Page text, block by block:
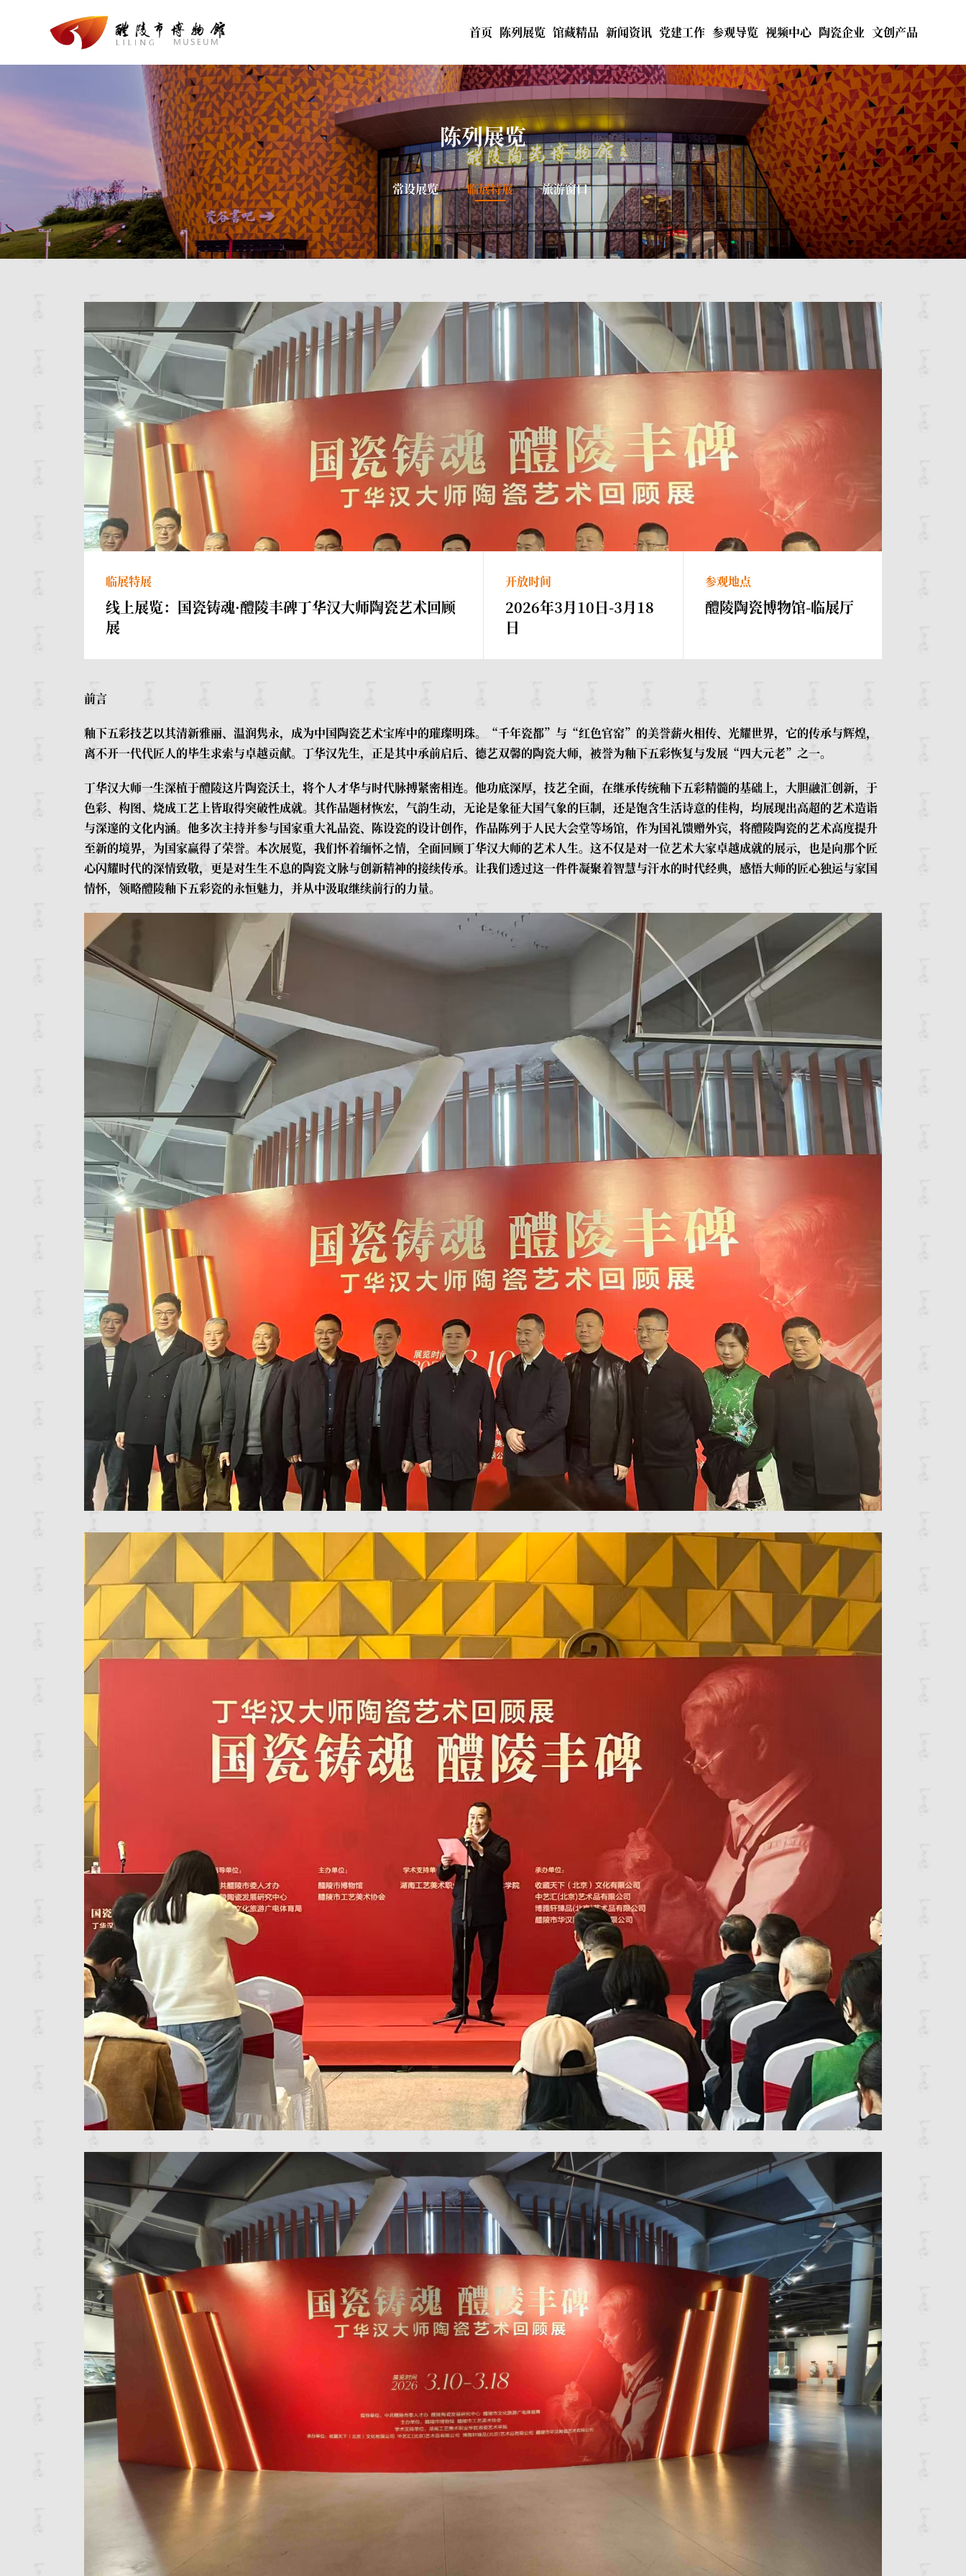
首页 陈列展览 馆藏精品 新闻资讯 党建工作 参观导览 视频中心 陶瓷企业 文创产品
陈列展览
常设展览 临展特展 旅游窗口
临展特展
线上展览：国瓷铸魂·醴陵丰碑丁华汉大师陶瓷艺术回顾
展
开放时间
2026年3月10日-3月18
日
参观地点
醴陵陶瓷博物馆-临展厅
前言
釉下五彩技艺以其清新雅丽、温润隽永，成为中国陶瓷艺术宝库中的璀璨明珠。“千年瓷都”与“红色官窑”的美誉薪火相传、光耀世界，它的传承与辉煌，
离不开一代代匠人的毕生求索与卓越贡献。丁华汉先生，正是其中承前启后、德艺双馨的陶瓷大师，被誉为釉下五彩恢复与发展“四大元老”之一。
丁华汉大师一生深植于醴陵这片陶瓷沃土，将个人才华与时代脉搏紧密相连。他功底深厚，技艺全面，在继承传统釉下五彩精髓的基础上，大胆融汇创新，于
色彩、构图、烧成工艺上皆取得突破性成就。其作品题材恢宏，气韵生动，无论是象征大国气象的巨制，还是饱含生活诗意的佳构，均展现出高超的艺术造诣
与深邃的文化内涵。他多次主持并参与国家重大礼品瓷、陈设瓷的设计创作，作品陈列于人民大会堂等场馆，作为国礼馈赠外宾，将醴陵陶瓷的艺术高度提升
至新的境界，为国家赢得了荣誉。本次展览，我们怀着缅怀之情，全面回顾丁华汉大师的艺术人生。这不仅是对一位艺术大家卓越成就的展示，也是向那个匠
心闪耀时代的深情致敬，更是对生生不息的陶瓷文脉与创新精神的接续传承。让我们透过这一件件凝聚着智慧与汗水的时代经典，感悟大师的匠心独运与家国
情怀，领略醴陵釉下五彩瓷的永恒魅力，并从中汲取继续前行的力量。